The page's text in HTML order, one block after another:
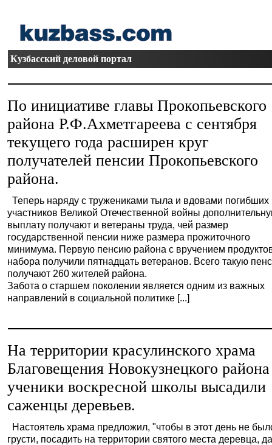
Кузбасский деловой портал
По инициативе главы Прокопьевского
района Р.Ф.Ахметгареева с сентября
текущего года расширен круг
получателей пенсии Прокопьевского
района.
Теперь наряду с тружениками тыла и вдовами погибших
участников Великой Отечественной войны
выплату получают и ветераны труда, чей размер
государственной пенсии ниже размера прожиточного
минимума. Первую пенсию района с вручением
набора получили пятнадцать ветеранов. Всего такую
получают 260 жителей района.
Забота о старшем поколении является одним из важных
направлений в социальной политике [...]
На территории красулинского храма
Благовещения Новокузнецкого района
ученики воскресной школы высадили
саженцы деревьев.
Настоятель храма предложил, "чтобы в этот день не
грусти, посадить на территории святого места деревца,